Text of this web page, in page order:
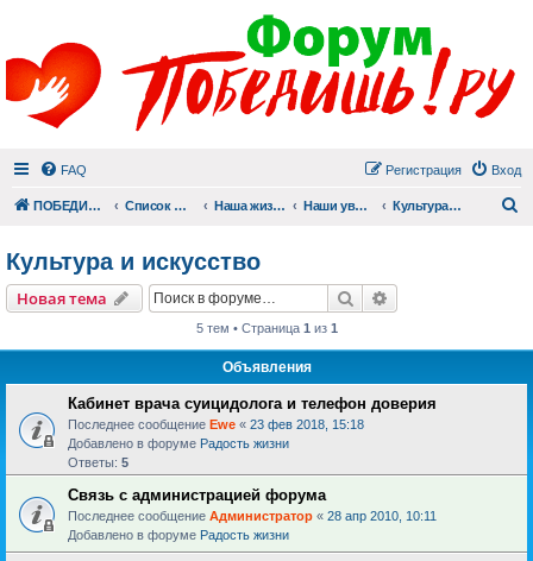
FAQ Вход
Регистрация
ПОБЕДИШЬ.РУ Список форумов Наша жизнь (не всё же о суициде!) Наши увлечения Культура и искусство
Культура и искусство
Новая тема Поиск
5 тем • Страница 1 из 1
Объявления
Кабинет врача суицидолога и телефон доверия
Последнее сообщение Ewe « 23 фев 2018, 15:18
Добавлено в форуме Радость жизни
Ответы: 5
Связь с администрацией форума
Последнее сообщение Администратор « 28 апр 2010, 10:11
Добавлено в форуме Радость жизни